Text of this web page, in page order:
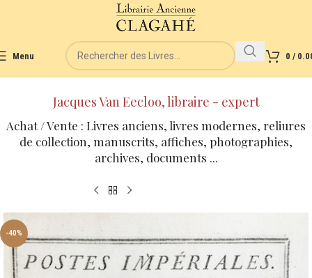
Menu 0 /
Jacques Van Eecloo, libraire - expert
Achat / Vente : Livres anciens, livres modernes, reliures
de collection, manuscrits, affiches, photographies,
archives, documents ...
-40%